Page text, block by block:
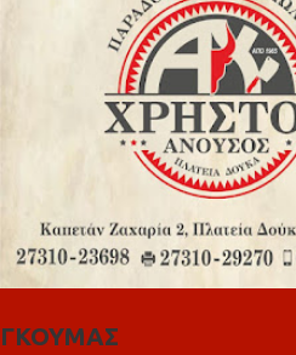
ΓΚΟΥΜΑΣ